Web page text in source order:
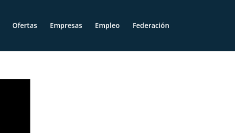
Ofertas Empresas Empleo Federación